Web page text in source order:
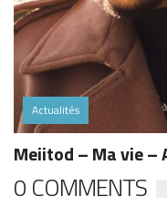
Actualités
Meiitod – Ma vie –
0 COMMENTS